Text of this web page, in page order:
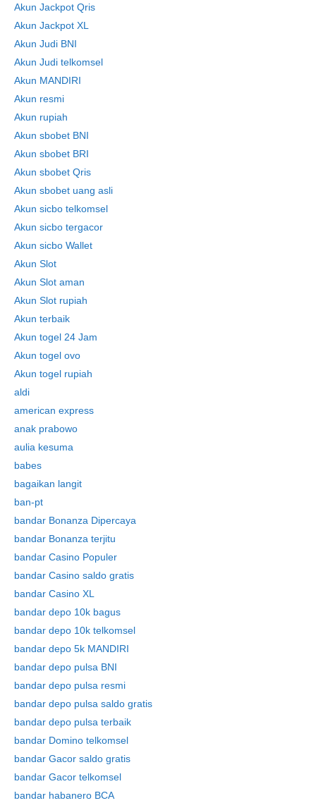
Akun Jackpot Qris
Akun Jackpot XL
Akun Judi BNI
Akun Judi telkomsel
Akun MANDIRI
Akun resmi
Akun rupiah
Akun sbobet BNI
Akun sbobet BRI
Akun sbobet Qris
Akun sbobet uang asli
Akun sicbo telkomsel
Akun sicbo tergacor
Akun sicbo Wallet
Akun Slot
Akun Slot aman
Akun Slot rupiah
Akun terbaik
Akun togel 24 Jam
Akun togel ovo
Akun togel rupiah
aldi
american express
anak prabowo
aulia kesuma
babes
bagaikan langit
ban-pt
bandar Bonanza Dipercaya
bandar Bonanza terjitu
bandar Casino Populer
bandar Casino saldo gratis
bandar Casino XL
bandar depo 10k bagus
bandar depo 10k telkomsel
bandar depo 5k MANDIRI
bandar depo pulsa BNI
bandar depo pulsa resmi
bandar depo pulsa saldo gratis
bandar depo pulsa terbaik
bandar Domino telkomsel
bandar Gacor saldo gratis
bandar Gacor telkomsel
bandar habanero BCA